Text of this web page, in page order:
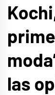
las